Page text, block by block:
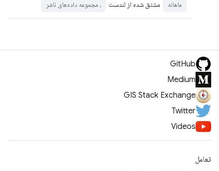
ماهانه مشتق شده از لندست ، مجموعه داده‌های ناشر
GitHub
Medium
GIS Stack Exchange
Twitter
Videos
تعامل